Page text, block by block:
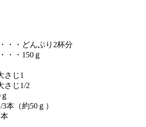
・・どんぶり2杯分
・・150ｇ
さじ1
さじ1/2
本（約50ｇ）